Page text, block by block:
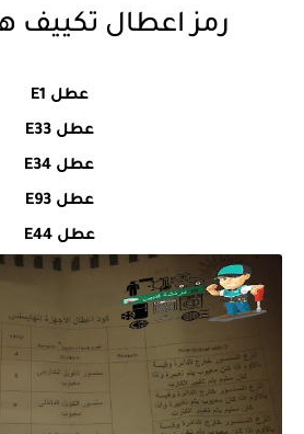
رمز اعطال
عطل E1
عطل E33
عطل E34
عطل E93
عطل E44